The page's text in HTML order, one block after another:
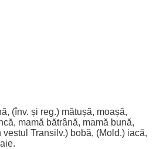
, (înv. și reg.) mătușă, moașă,
, mamă bătrână, mamă bună,
vestul Transilv.) bobă, (Mold.) iacă,
.